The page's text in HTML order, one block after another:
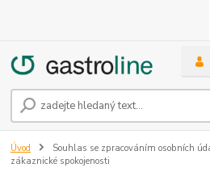
Úvod
Souhlas se zpracováním osobních
zákaznické spokojenosti